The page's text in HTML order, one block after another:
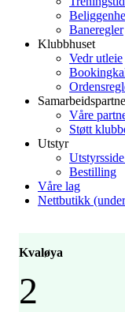
Baneregler
Klubbhuset
Vedr utleie
Våre
Støtt
Utstyr
Bestilling
Våre lag
Nettbutikk
Kvaløya
2